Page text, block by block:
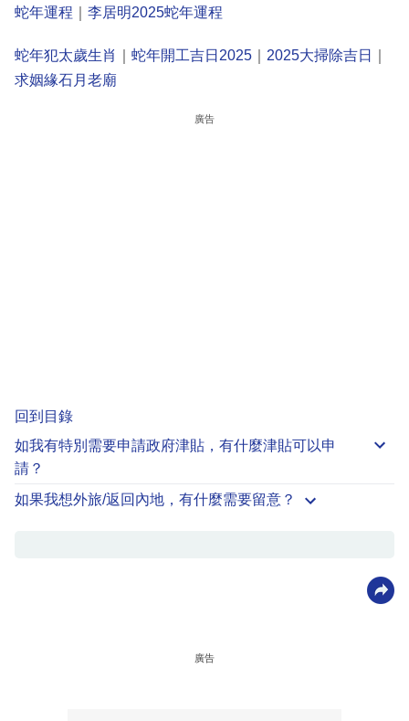
蛇年運程
李居明2025蛇年運程
蛇年犯太歲生肖 蛇年開工吉日2025 2025大掃除吉日
求姻緣石月老廟
廣告
回到目錄
如我有特別需要申請政府津貼 ，有什麼津貼可以申
請？
如果我想外旅/返回內地，有什麼需要留意？
廣告